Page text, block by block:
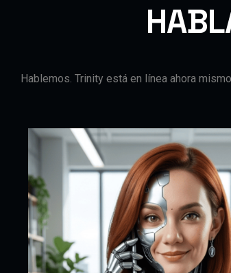
HABL
Hablemos. Trinity está en línea ahora